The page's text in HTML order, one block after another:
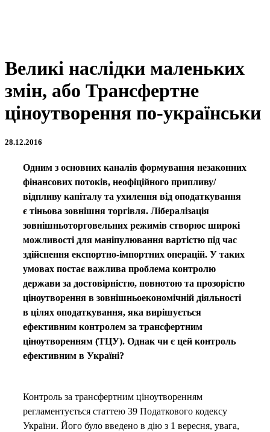
Великі наслідки маленьких
змін, або Трансфертне
ціноутворення по-українськи
28.12.2016
Одним з основних каналів формування незаконних
фінансових потоків, неофіційного припливу/
відпливу капіталу та ухилення від оподаткування
є тіньова зовнішня торгівля. Лібералізація
зовнішньоторговельних режимів створює широкі
можливості для маніпулювання вартістю під час
здійснення експортно-імпортних операцій. У таких
умовах постає важлива проблема контролю
держави за достовірністю, повнотою та прозорістю
ціноутворення в зовнішньоекономічній діяльності
в цілях оподаткування, яка вирішується
ефективним контролем за трансфертним
ціноутворенням (ТЦУ). Однак чи є цей контроль
ефективним в Україні?
Контроль за трансфертним ціноутворенням
регламентується статтею 39 Податкового кодексу
України. Його було введено в дію з 1 вересня, увага,